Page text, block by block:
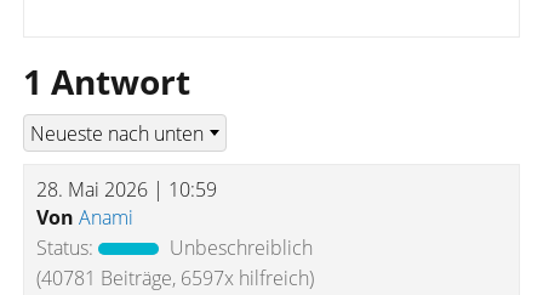
1 Antwort
28. Mai 2026 | 10:59
Von Anami
Status:
Unbeschreiblich
(40781 Beiträge, 6597x hilfreich)